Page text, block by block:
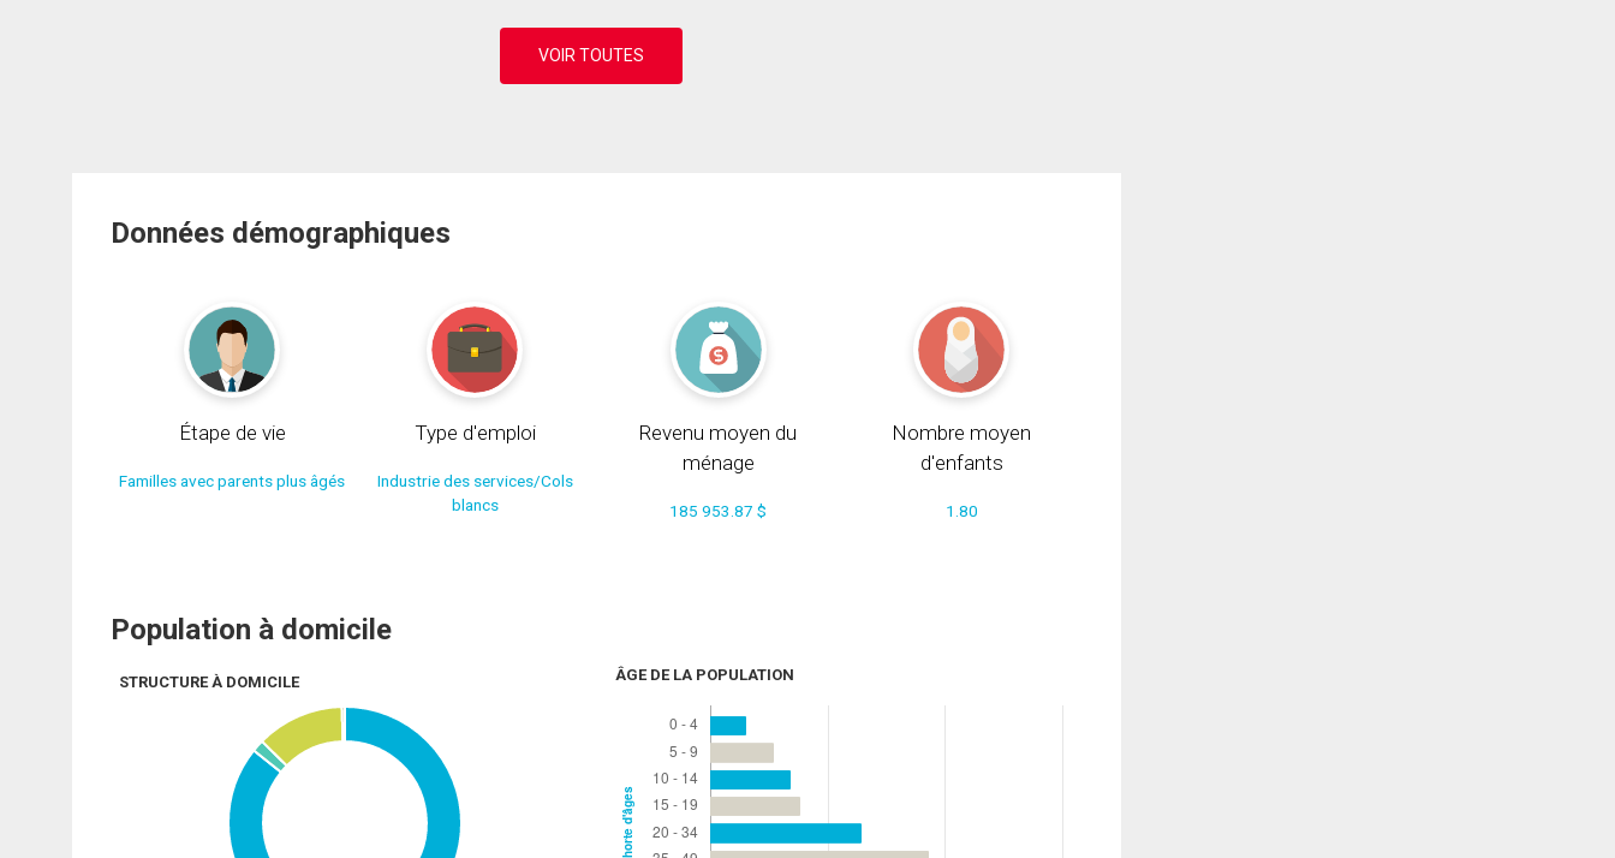
Données démographiques
Étape de vie
Familles avec parents plus âgés
Type d'emploi
Industrie des services/Cols
blancs
Revenu moyen du
ménage
185 953.87 $
Nombre moyen
d'enfants
1.80
Population à domicile
STRUCTURE À DOMICILE ÂGE DE LA POPULATION